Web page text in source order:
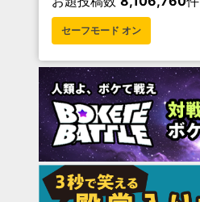
セーフモード オン